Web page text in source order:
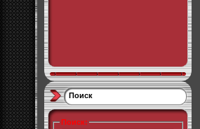
Поиск
Поиск: